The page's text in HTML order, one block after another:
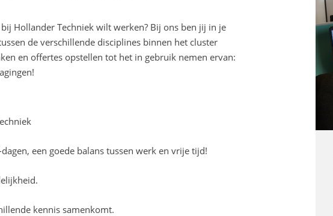
Hollander Techniek wilt werken? Bij ons ben jij in je
de verschillende disciplines binnen het cluster
en offertes opstellen tot het in gebruik nemen ervan:
een goede balans tussen werk en vrije tijd!
kennis samenkomt.